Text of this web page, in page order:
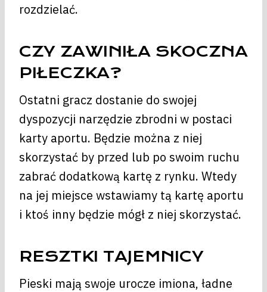
rozdzielać.
CZY ZAWINIŁA SKOCZNA
PIŁECZKA?
Ostatni gracz dostanie do swojej
dyspozycji narzędzie zbrodni w postaci
karty aportu. Będzie można z niej
skorzystać by przed lub po swoim ruchu
zabrać dodatkową kartę z rynku. Wtedy
na jej miejsce wstawiamy tą kartę aportu
i ktoś inny będzie mógł z niej skorzystać.
RESZTKI TAJEMNICY
Pieski mają swoje urocze imiona, ładne